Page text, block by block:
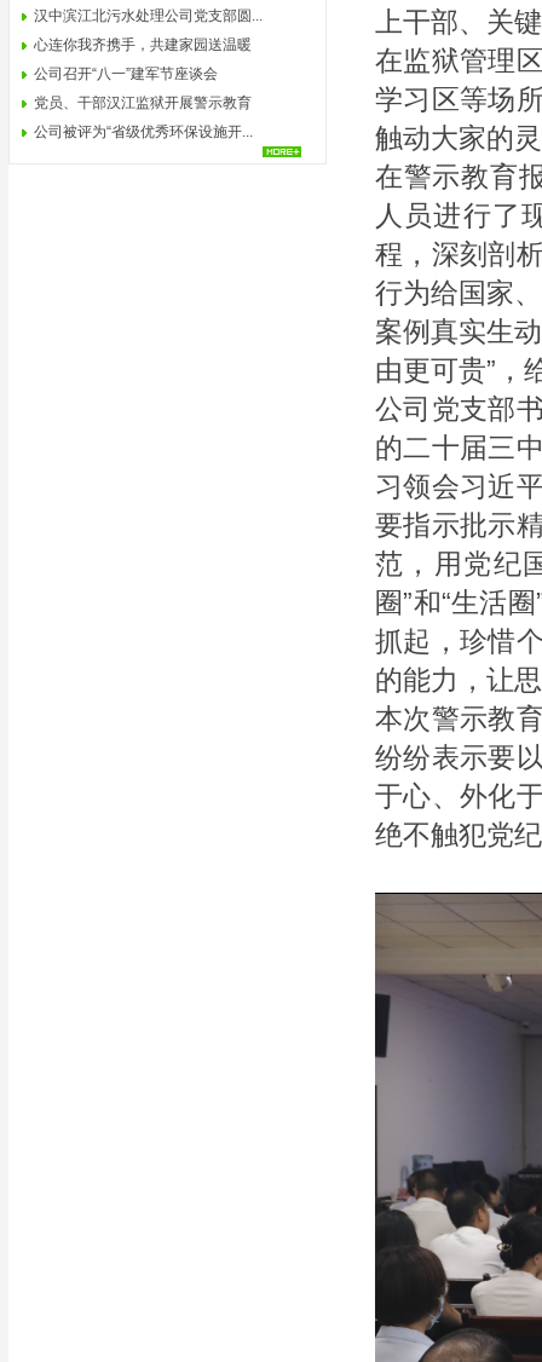
汉中滨江北污水处理公司党支部圆...
心连你我齐携手，共建家园送温暖
公司召开“八一”建军节座谈会
党员、干部汉江监狱开展警示教育
公司被评为“省级优秀环保设施开...
上干部、关
在监狱管理
学习区等场
触动大家的
在警示教育
人员进行了
程，深刻剖
行为给国家
案例真实生
由更可贵”，
公司党支部
的二十届三
习领会习近
要指示批示
范，用党纪
圈”和“生活
抓起，珍惜
的能力，让
本次警示教
纷纷表示要
于心、外化
绝不触犯党